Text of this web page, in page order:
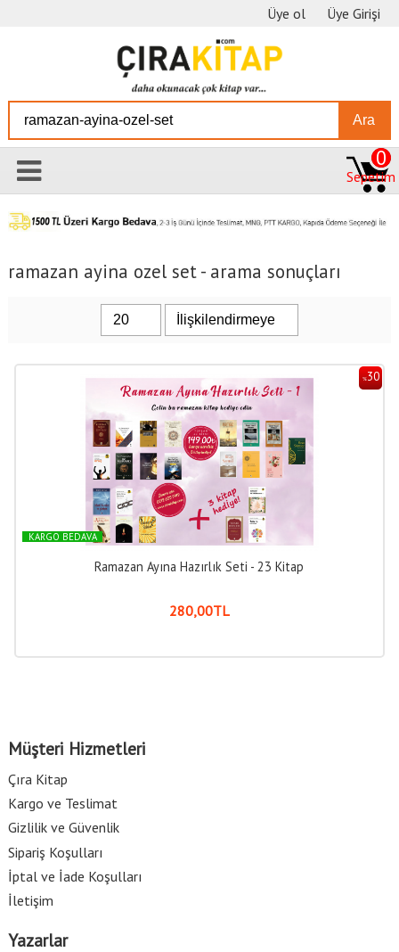
Üye ol Üye Girişi
Ara
Sepetim
0
ramazan ayina ozel set - arama sonuçları
%30
KARGO BEDAVA
Ramazan Ayına Hazırlık Seti - 23 Kitap
280,00TL
Müşteri Hizmetleri
Çıra Kitap
Kargo ve Teslimat
Gizlilik ve Güvenlik
Sipariş Koşulları
İptal ve İade Koşulları
İletişim
Yazarlar